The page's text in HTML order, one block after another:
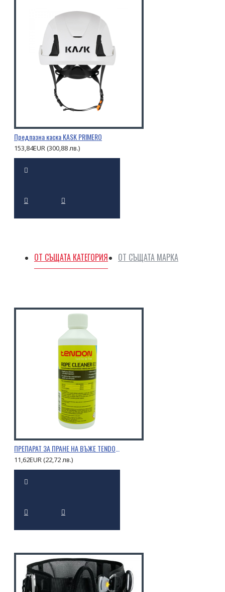
Предпазна каска KASK PRIMERO
153,84EUR (300,88 лв.)
ОТ СЪЩАТА КАТЕГОРИЯ ОТ СЪЩАТА МАРКА
ПРЕПАРАТ ЗА ПРАНЕ НА ВЪЖЕ TENDON 0,5Л.
11,62EUR (22,72 лв.)